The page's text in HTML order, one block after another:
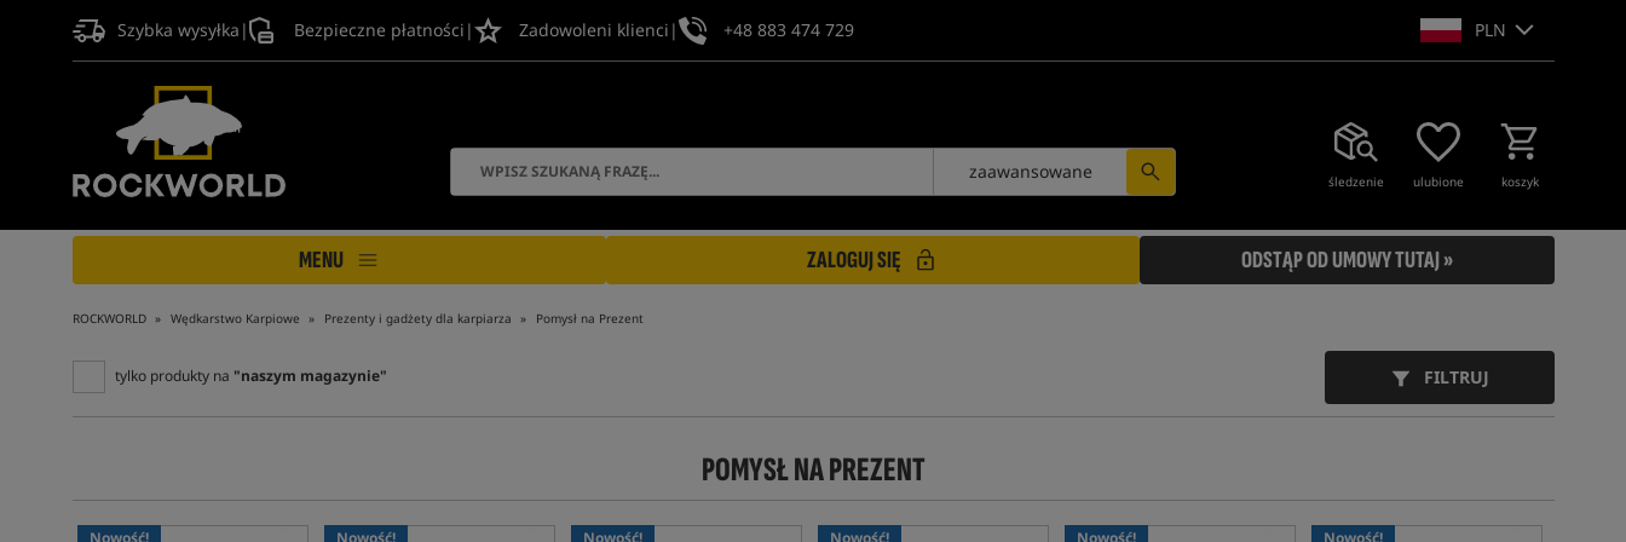
Szybka wysyłka | Bezpieczne płatności | Zadowoleni klienci | +48 883 474 729 PLN
śledzenie ulubione koszyk
zaawansowane
MENU ZALOGUJ SIĘ ODSTĄP OD UMOWY TUTAJ »
ROCKWORLD Wędkarstwo Karpiowe Prezenty i gadżety dla karpiarza Pomysł na Prezent
tylko produkty na "naszym magazynie" FILTRUJ
POMYSŁ NA PREZENT
Nowość! Nowość! Nowość! Nowość! Nowość! Nowość!